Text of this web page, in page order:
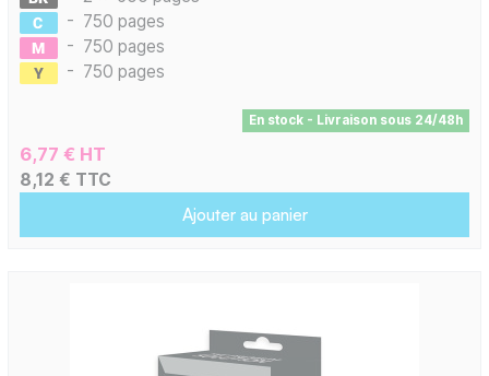
- 750 pages
- 750 pages
- 750 pages
En stock - Livraison sous 24/48h
6,77 € HT
8,12 € TTC
Ajouter au panier